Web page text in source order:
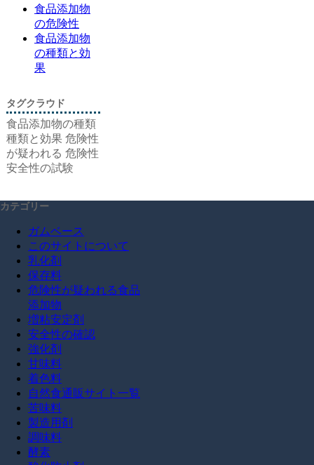
食品添加物
の危険性
食品添加物
の種類と効
果
タグクラウド
食品添加物の種類
種類と効果 危険性
が疑われる 危険性
安全性の試験
カテゴリー
ガムベース
このサイトについて
乳化剤
保存料
危険性が疑われる食品
添加物
増粘安定剤
安全性の確認
強化剤
甘味料
着色料
自然食通販サイト一覧
苦味料
製造用剤
調味料
酵素